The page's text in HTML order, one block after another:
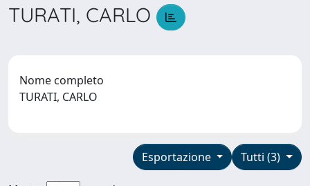
TURATI, CARLO
Nome completo
TURATI, CARLO
Tutti (3)
Esportazione